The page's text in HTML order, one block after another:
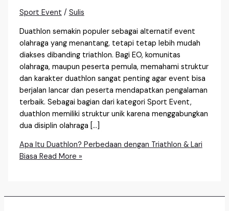
Sport Event / Sulis
Duathlon semakin populer sebagai alternatif event
olahraga yang menantang, tetapi tetap lebih mudah
diakses dibanding triathlon. Bagi EO, komunitas
olahraga, maupun peserta pemula, memahami struktur
dan karakter duathlon sangat penting agar event bisa
berjalan lancar dan peserta mendapatkan pengalaman
terbaik. Sebagai bagian dari kategori Sport Event,
duathlon memiliki struktur unik karena menggabungkan
dua disiplin olahraga […]
Apa Itu Duathlon? Perbedaan dengan Triathlon & Lari
Biasa Read More »